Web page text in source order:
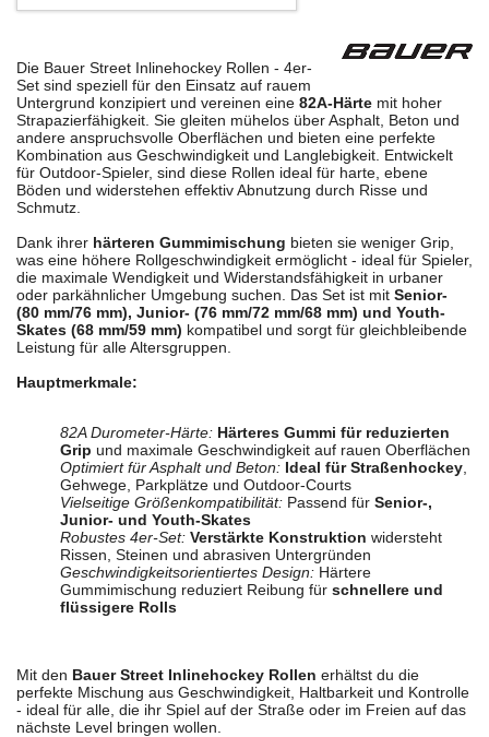
Die Bauer Street Inlinehockey Rollen - 4er-
Set sind speziell für den Einsatz auf rauem
Untergrund konzipiert und vereinen eine 82A-Härte mit hoher
Strapazierfähigkeit. Sie gleiten mühelos über Asphalt, Beton und
andere anspruchsvolle Oberflächen und bieten eine perfekte
Kombination aus Geschwindigkeit und Langlebigkeit. Entwickelt
für Outdoor-Spieler, sind diese Rollen ideal für harte, ebene
Böden und widerstehen effektiv Abnutzung durch Risse und
Schmutz.
Dank ihrer härteren Gummimischung bieten sie weniger Grip,
was eine höhere Rollgeschwindigkeit ermöglicht - ideal für Spieler,
die maximale Wendigkeit und Widerstandsfähigkeit in urbaner
oder parkähnlicher Umgebung suchen. Das Set ist mit Senior-
(80 mm/76 mm), Junior- (76 mm/72 mm/68 mm) und Youth-
Skates (68 mm/59 mm) kompatibel und sorgt für gleichbleibende
Leistung für alle Altersgruppen.
Hauptmerkmale:
82A Durometer-Härte: Härteres Gummi für reduzierten
Grip und maximale Geschwindigkeit auf rauen Oberflächen
Optimiert für Asphalt und Beton: Ideal für Straßenhockey
Gehwege, Parkplätze und Outdoor-Courts
Vielseitige Größenkompatibilität: Passend für Senior-,
Junior- und Youth-Skates
Robustes 4er-Set: Verstärkte Konstruktion widersteht
Rissen, Steinen und abrasiven Untergründen
Geschwindigkeitsorientiertes Design: Härtere
Gummimischung reduziert Reibung für schnellere und
flüssigere Rolls
Mit den Bauer Street Inlinehockey Rollen erhältst du die
perfekte Mischung aus Geschwindigkeit, Haltbarkeit und Kontrolle
- ideal für alle, die ihr Spiel auf der Straße oder im Freien auf das
nächste Level bringen wollen.